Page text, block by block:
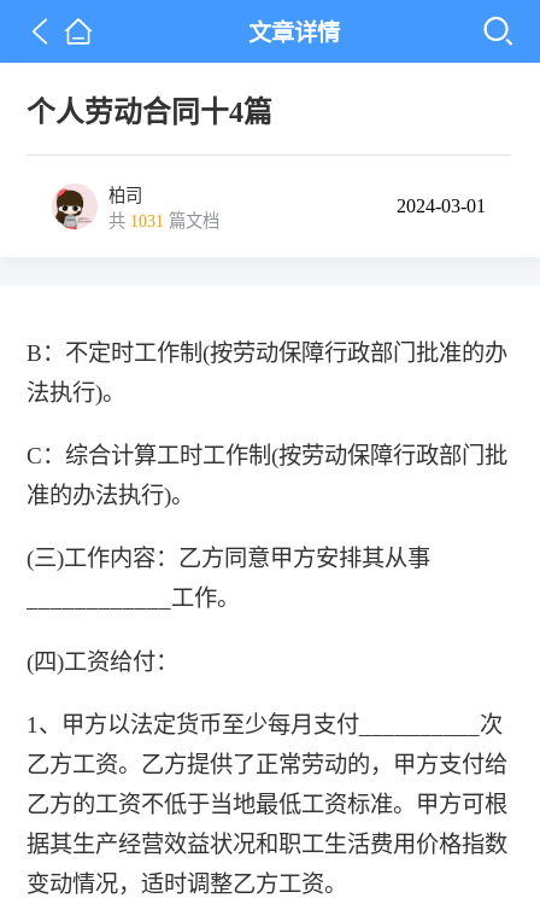
文章详情
个人劳动合同十4篇
柏司
共 1031 篇文档
2024-03-01
B：不定时工作制(按劳动保障行政部门批准的办
法执行)。
C：综合计算工时工作制(按劳动保障行政部门批
准的办法执行)。
(三)工作内容：乙方同意甲方安排其从事
____________工作。
(四)工资给付：
1、甲方以法定货币至少每月支付__________次
乙方工资。乙方提供了正常劳动的，甲方支付给
乙方的工资不低于当地最低工资标准。甲方可根
据其生产经营效益状况和职工生活费用价格指数
变动情况，适时调整乙方工资。